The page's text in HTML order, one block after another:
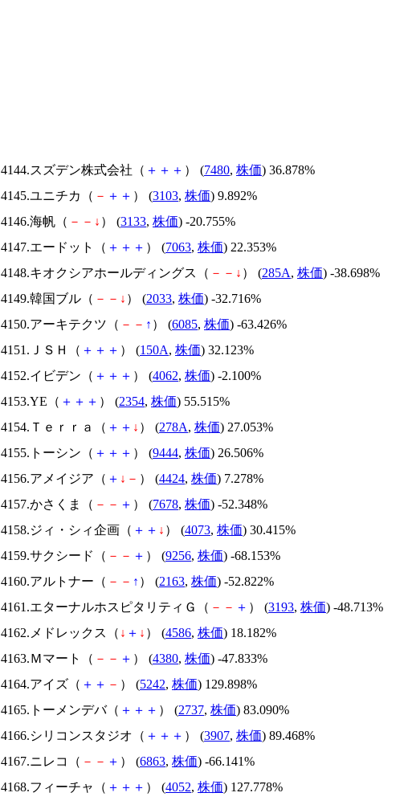
4144.スズデン株式会社（ ＋ ＋ ＋ ） (7480, 株価) 36.878%
4145.ユニチカ（ － ＋ ＋ ） (3103, 株価) 9.892%
4146.海帆（ － － ↓ ） (3133, 株価) -20.755%
4147.エードット（ ＋ ＋ ＋ ） (7063, 株価) 22.353%
4148.キオクシアホールディングス（ － － ↓ ） (285A, 株価) -38.698%
4149.韓国ブル（ － － ↓ ） (2033, 株価) -32.716%
4150.アーキテクツ（ － － ↑ ） (6085, 株価) -63.426%
4151.ＪＳＨ（ ＋ ＋ ＋ ） (150A, 株価) 32.123%
4152.イビデン（ ＋ ＋ ＋ ） (4062, 株価) -2.100%
4153.YE（ ＋ ＋ ＋ ） (2354, 株価) 55.515%
4154.Ｔｅｒｒａ（ ＋ ＋ ↓ ） (278A, 株価) 27.053%
4155.トーシン（ ＋ ＋ ＋ ） (9444, 株価) 26.506%
4156.アメイジア（ ＋ ↓ － ） (4424, 株価) 7.278%
4157.かさくま（ － － ＋ ） (7678, 株価) -52.348%
4158.ジィ・シィ企画（ ＋ ＋ ↓ ） (4073, 株価) 30.415%
4159.サクシード（ － － ＋ ） (9256, 株価) -68.153%
4160.アルトナー（ － － ↑ ） (2163, 株価) -52.822%
4161.エターナルホスピタリティＧ（ － － ＋ ） (3193, 株価) -48.713%
4162.メドレックス（ ↓ ＋ ↓ ） (4586, 株価) 18.182%
4163.Ｍマート（ － － ＋ ） (4380, 株価) -47.833%
4164.アイズ（ ＋ ＋ － ） (5242, 株価) 129.898%
4165.トーメンデバ（ ＋ ＋ ＋ ） (2737, 株価) 83.090%
4166.シリコンスタジオ（ ＋ ＋ ＋ ） (3907, 株価) 89.468%
4167.ニレコ（ － － ＋ ） (6863, 株価) -66.141%
4168.フィーチャ（ ＋ ＋ ＋ ） (4052, 株価) 127.778%